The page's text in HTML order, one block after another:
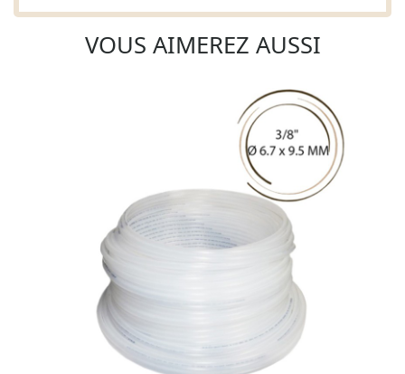
VOUS AIMEREZ AUSSI